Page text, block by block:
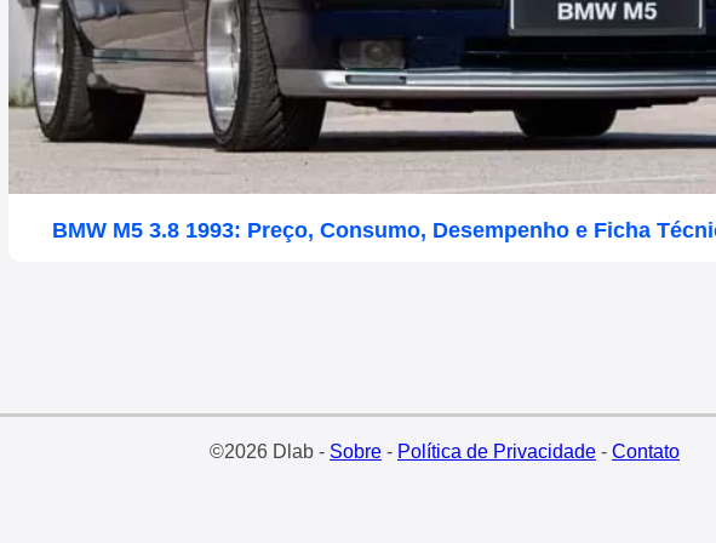
BMW M5 3.8 1993: Preço, Consumo, Desempenho e Ficha
©2026 Dlab - Sobre- Política de Privacidade- Contato